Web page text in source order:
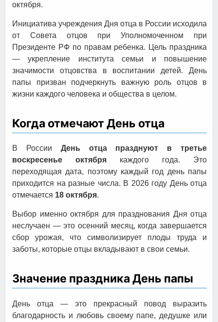
октября.
Инициатива учреждения Дня отца в России исходила
от Совета отцов при Уполномоченном при
Президенте РФ по правам ребенка. Цель праздника
— укрепление института семьи и повышение
значимости отцовства в воспитании детей. День
папы призван подчеркнуть важную роль отцов в
жизни каждого человека и общества в целом.
Когда отмечают День отца
В России День отца празднуют в третье
воскресенье октября каждого года. Это
переходящая дата, поэтому каждый год день папы
приходится на разные числа. В 2026 году День отца
отмечается 18 октября.
Выбор именно октября для празднования Дня отца
неслучаен — это осенний месяц, когда завершается
сбор урожая, что символизирует плоды труда и
заботы, которые отцы вкладывают в свои семьи.
Значение праздника День папы
День отца — это прекрасный повод выразить
благодарность и любовь своему папе, дедушке или